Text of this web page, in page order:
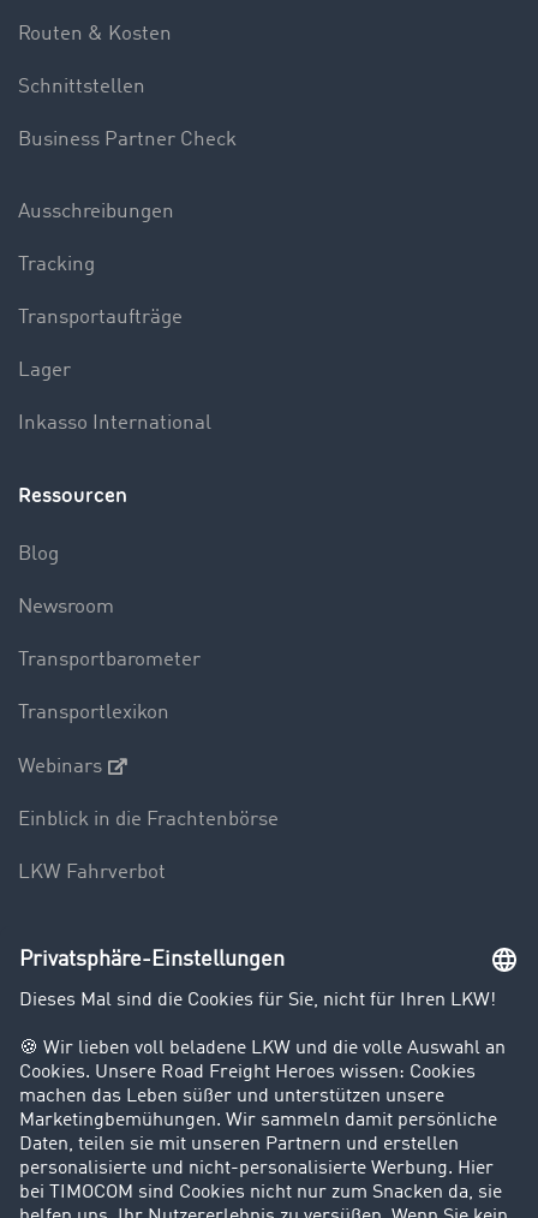
Routen & Kosten
Schnittstellen
Business Partner Check
Ausschreibungen
Tracking
Transportaufträge
Lager
Inkasso International
Ressourcen
Blog
Newsroom
Transportbarometer
Transportlexikon
Webinars
Einblick in die Frachtenbörse
LKW Fahrverbot
Unternehmen
Kunden werben Kunden
Success Stories
Karriere
Support